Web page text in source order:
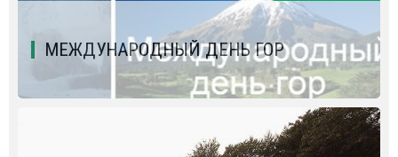
МЕЖДУНАРОДНЫЙ ДЕНЬ ГОР